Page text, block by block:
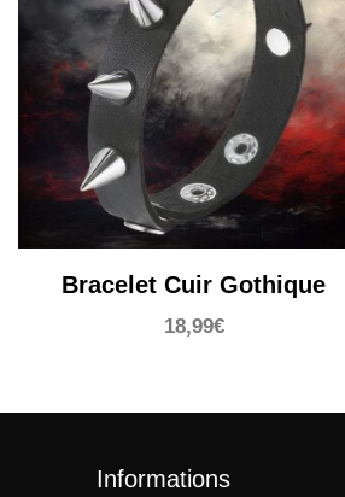
Bracelet Cuir Gothique
18,99€
Informations